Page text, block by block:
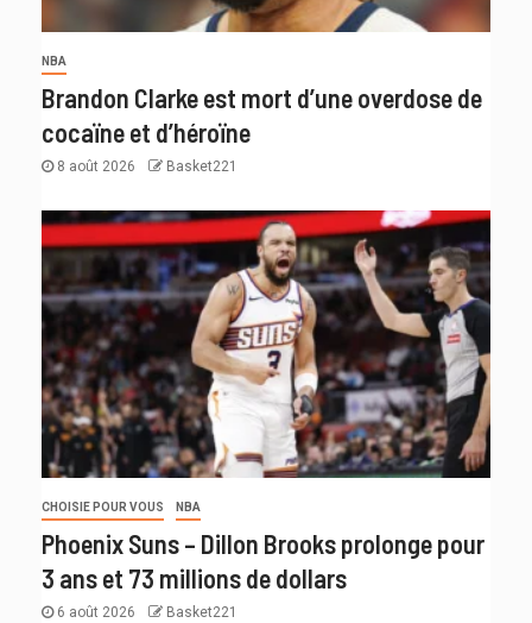
NBA
Brandon Clarke est mort d’une overdose de
cocaïne et d’héroïne
8 août 2026 Basket221
CHOISIE POUR VOUS NBA
Phoenix Suns – Dillon Brooks prolonge pour
3 ans et 73 millions de dollars
6 août 2026 Basket221